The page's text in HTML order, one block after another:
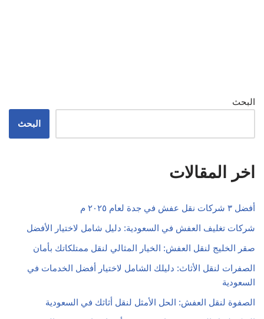
البحث
البحث
اخر المقالات
أفضل ٣ شركات نقل عفش في جدة لعام ٢٠٢٥ م
شركات تغليف العفش في السعودية: دليل شامل لاختيار الأفضل
صقر الخليج لنقل العفش: الخيار المثالي لنقل ممتلكاتك بأمان
الصفرات لنقل الأثاث: دليلك الشامل لاختيار أفضل الخدمات في
السعودية
الصفوة لنقل العفش: الحل الأمثل لنقل أثاثك في السعودية